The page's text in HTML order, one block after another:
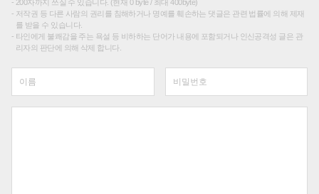
200자까지 쓰실 수 있습니다. (현재 0 byte / 최대 400byte)
저작권 등 다른 사람의 권리를 침해하거나 명예를 훼손하는 댓글은 관련 법률에 의해 제재
를 받을 수 있습니다.
타인에게 불쾌감을 주는 욕설 등 비하하는 단어가 내용에 포함되거나 인신공격성 글은 관
리자의 판단에 의해 삭제 합니다.